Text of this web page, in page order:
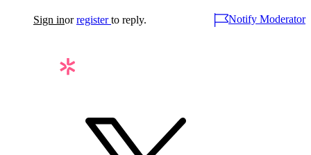
Sign inorregister to reply. Notify Moderator